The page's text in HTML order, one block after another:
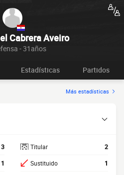
Cabrera Aveiro
- 31años
Estadísticas Partidos
Más estadísticas
3
1
Titular 2
Sustituido 1